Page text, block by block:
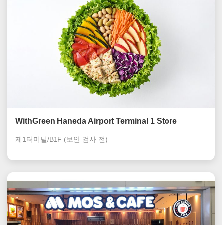
WithGreen Haneda Airport Terminal 1 Store
제1터미널/B1F (보안 검사 전)